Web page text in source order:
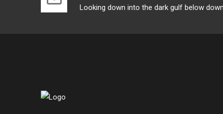
Looking down into the dark gulf below